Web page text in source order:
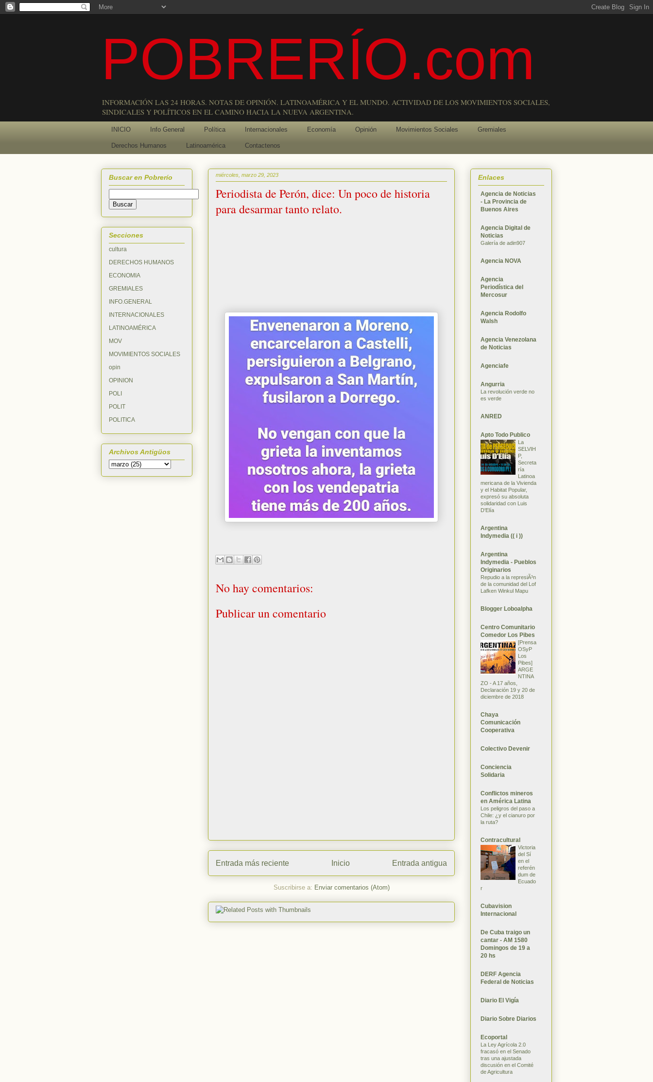
POBRERÍO.com
INFORMACIÓN LAS 24 HORAS. NOTAS DE OPINIÓN. LATINOAMÉRICA Y EL MUNDO. ACTIVIDAD DE LOS MOVIMIENTOS SOCIALES,
SINDICALES Y POLÍTICOS EN EL CAMINO HACIA LA NUEVA ARGENTINA.
INICIO Info General Política Internacionales Economía Opinión Movimientos Sociales Gremiales
Derechos Humanos Latinoamérica Contactenos
miércoles, marzo 29, 2023
Periodista de Perón, dice: Un poco de historia
para desarmar tanto relato.
No hay comentarios:
Publicar un comentario
Entrada más reciente Entrada antigua
Inicio
Suscribirse a: Enviar comentarios (Atom)
Buscar en Pobrerío
Secciones
cultura
DERECHOS HUMANOS
ECONOMIA
GREMIALES
INFO.GENERAL
INTERNACIONALES
LATINOAMÉRICA
MOV
MOVIMIENTOS SOCIALES
opin
OPINION
POLI
POLIT
POLITICA
Archivos Antigüos
Enlaces
Agencia de Noticias
- La Provincia de
Buenos Aires
Agencia Digital de
Noticias
Galería de adin907
Agencia NOVA
Agencia
Periodística del
Mercosur
Agencia Rodolfo
Walsh
Agencia Venezolana
de Noticias
Agenciafe
Angurria
La revolución verde no
es verde
ANRED
Apto Todo Publico
La
SELVIH
P,
Secreta
ría
Latinoa
mericana de la Vivienda
y el Habitat Popular,
expresó su absoluta
solidaridad con Luis
D'Elía
Argentina
Indymedia (( i ))
Argentina
Indymedia - Pueblos
Originarios
Repudio a la represiÃ³n
de la comunidad del Lof
Lafken Winkul Mapu
Blogger Loboalpha
Centro Comunitario
Comedor Los Pibes
[Prensa
OSyP
Los
Pibes]
ARGE
NTINA
ZO - A 17 años,
Declaración 19 y 20 de
diciembre de 2018
Chaya
Comunicación
Cooperativa
Colectivo Devenir
Conciencia
Solidaria
Conflictos mineros
en América Latina
Los peligros del paso a
Chile: ¿y el cianuro por
la ruta?
Contracultural
Victoria
del Sí
en el
referén
dum de
Ecuado
r
Cubavision
Internacional
De Cuba traigo un
cantar - AM 1580
Domingos de 19 a
20 hs
DERF Agencia
Federal de Noticias
Diario El Vigía
Diario Sobre Diarios
Ecoportal
La Ley Agrícola 2.0
fracasó en el Senado
tras una ajustada
discusión en el Comité
de Agricultura